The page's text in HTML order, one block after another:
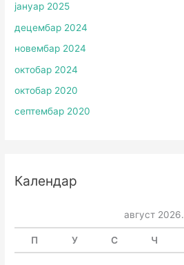
јануар 2025
децембар 2024
новембар 2024
октобар 2024
октобар 2020
септембар 2020
Календар
август 2026.
П У С Ч